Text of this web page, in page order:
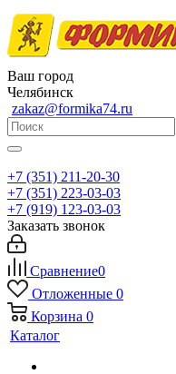
Ваш город
Челябинск
zakaz@formika74.ru
+7 (351) 211-20-30
+7 (351) 223-03-03
+7 (919) 123-03-03
Заказать звонок
Сравнение0
Отложенные 0
Корзина 0
Каталог